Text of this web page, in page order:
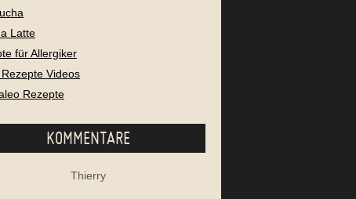
Latte
für Allergiker
Videos
Rezepte
KOMMENTARE
Thierry